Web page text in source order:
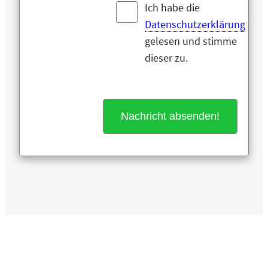
Ich habe die
Datenschutzerklärung
gelesen und stimme
dieser zu.